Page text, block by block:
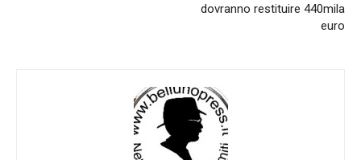
dovranno restituire 440mila
euro